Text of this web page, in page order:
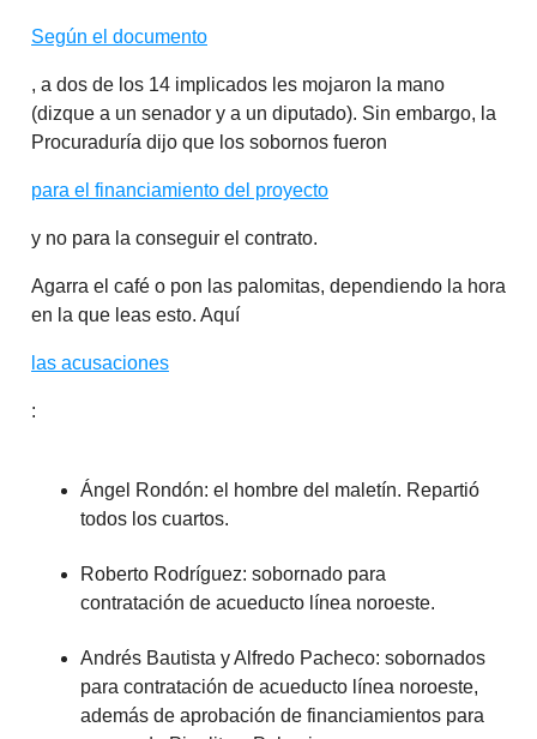
Según el documento
, a dos de los 14 implicados les mojaron la mano
(dizque a un senador y a un diputado). Sin embargo, la
Procuraduría dijo que los sobornos fueron
para el financiamiento del proyecto
y no para la conseguir el contrato.
Agarra el café o pon las palomitas, dependiendo la hora
en la que leas esto. Aquí
las acusaciones
:
Ángel Rondón: el hombre del maletín. Repartió
todos los cuartos.
Roberto Rodríguez: sobornado para
contratación de acueducto línea noroeste.
Andrés Bautista y Alfredo Pacheco: sobornados
para contratación de acueducto línea noroeste,
además de aprobación de financiamientos para